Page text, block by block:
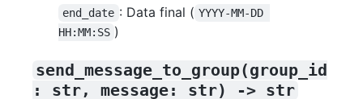
end_date : Data final ( YYYY-MM-DD
HH:MM:SS )
send_message_to_group(group_id
: str, message: str) -> str